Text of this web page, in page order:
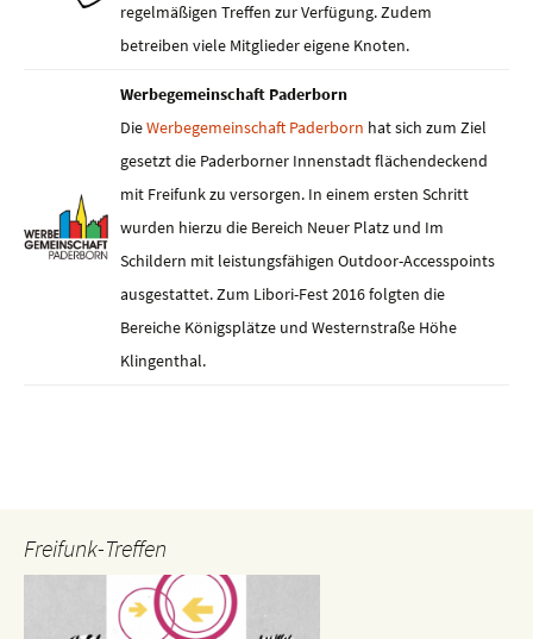
regelmäßigen Treffen zur Verfügung. Zudem
betreiben viele Mitglieder eigene Knoten.
Werbegemeinschaft Paderborn
DieWerbegemeinschaft Paderborn hat sich zum Ziel
gesetzt die Paderborner Innenstadt flächendeckend
mit Freifunk zu versorgen. In einem ersten Schritt
wurden hierzu die Bereich Neuer Platz und Im
Schildern mit leistungsfähigen Outdoor-Accesspoints
ausgestattet. Zum Libori-Fest 2016 folgten die
Bereiche Königsplätze und Westernstraße Höhe
Klingenthal.
Freifunk-Treffen